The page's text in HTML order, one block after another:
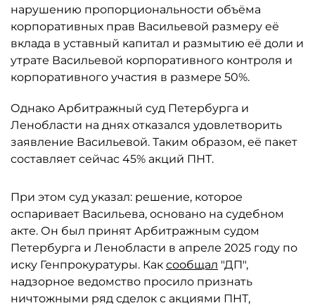
нарушению пропорциональности объёма
корпоративных прав Васильевой размеру её
вклада в уставный капитал и размытию её доли и
утрате Васильевой корпоративного контроля и
корпоративного участия в размере 50%.
Однако Арбитражный суд Петербурга и
Ленобласти на днях отказался удовлетворить
заявление Васильевой. Таким образом, её пакет
составляет сейчас 45% акций ПНТ.
При этом суд указал: решение, которое
оспаривает Васильева, основано на судебном
акте. Он был принят Арбитражным судом
Петербурга и Ленобласти в апреле 2025 году по
иску Генпрокуратуры. Как сообщал "ДП",
надзорное ведомство просило признать
ничтожными ряд сделок с акциями ПНТ,